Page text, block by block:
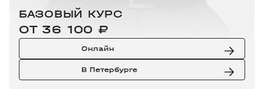
БАЗОВЫЙ КУРС
ОТ 36 100 ₽
Онлайн
В Петербурге